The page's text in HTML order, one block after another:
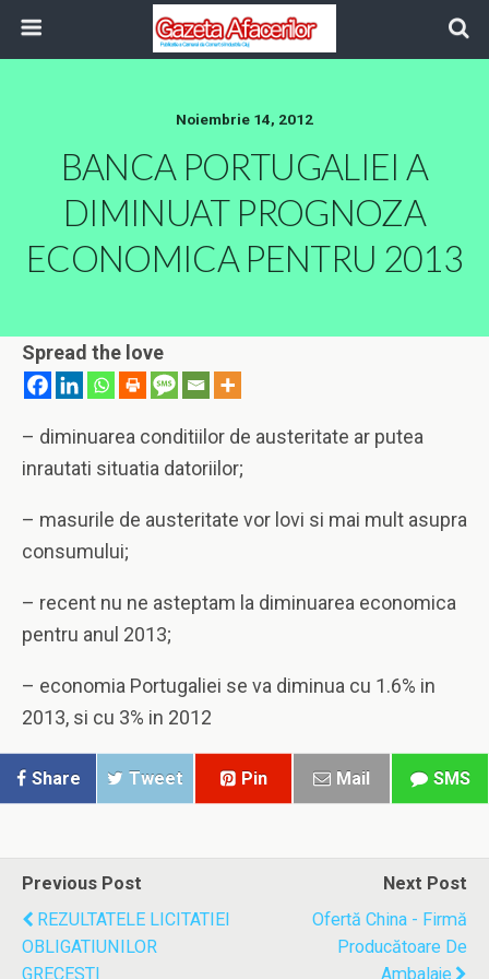
Noiembrie 14, 2012
BANCA PORTUGALIEI A
DIMINUAT PROGNOZA
ECONOMICA PENTRU 2013
Spread the love
– diminuarea conditiilor de austeritate ar putea
inrautati situatia datoriilor;
– masurile de austeritate vor lovi si mai mult asupra
consumului;
– recent nu ne asteptam la diminuarea economica
pentru anul 2013;
– economia Portugaliei se va diminua cu 1.6% in
2013, si cu 3% in 2012
Share Tweet Pin Mail SMS
Previous Post
REZULTATELE LICITATIEI
OBLIGATIUNILOR
GRECESTI
Next Post
Ofertă China - Firmă
Producătoare De
Ambalaje